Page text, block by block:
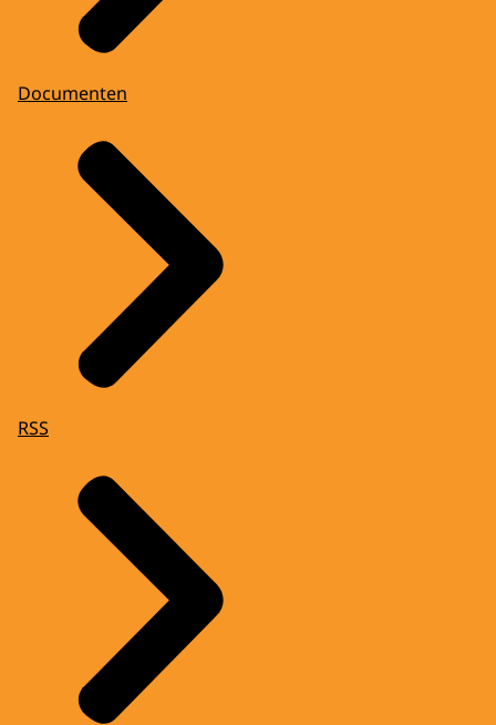
Documenten
RSS